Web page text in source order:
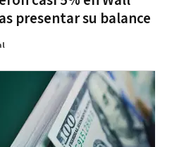
presentar su balance